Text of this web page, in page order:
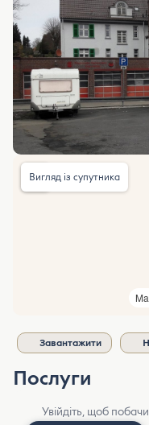
Вигляд із супутника
Завантажити
Послуги
Увійдіть, щоб